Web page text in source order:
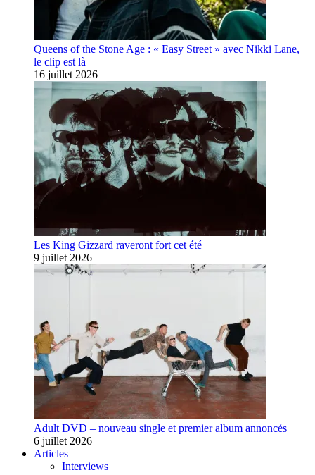
Queens of the Stone Age : « Easy Street » avec Nikki Lane,
le clip est là
16 juillet 2026
Les King Gizzard raveront fort cet été
9 juillet 2026
Adult DVD – nouveau single et premier album annoncés
6 juillet 2026
Articles
Interviews